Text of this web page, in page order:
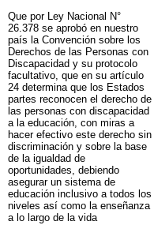
Que por Ley Nacional N°
26.378 se aprobó en nuestro
país la Convención sobre los
Derechos de las Personas con
Discapacidad y su protocolo
facultativo, que en su artículo
24 determina que los Estados
partes reconocen el derecho de
las personas con discapacidad
a la educación, con miras a
hacer efectivo este derecho sin
discriminación y sobre la base
de la igualdad de
oportunidades, debiendo
asegurar un sistema de
educación inclusivo a todos los
niveles así como la enseñanza
a lo largo de la vida